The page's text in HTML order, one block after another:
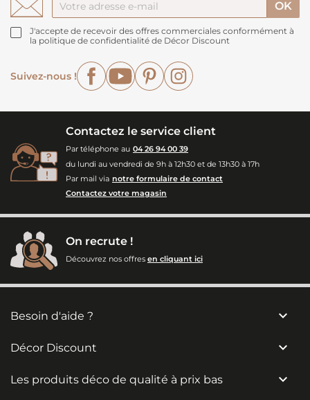
J'accepte de recevoir des offres commerciales conformément à
la politique de confidentialité de Décor Discount
Suivez-nous !
FacebookYouTubePinterest
Contactez le service client
Par téléphone au 04 26 94 00 39
du lundi au vendredi de 9h à 12h30 et de 13h30 à 17h
Par mail via notre formulaire de contact
Contactez votre magasin
On recrute !
Découvrez nos offres en cliquant ici
Besoin d'aide ? 
Décor Discount 
Les produits déco de qualité à prix bas 